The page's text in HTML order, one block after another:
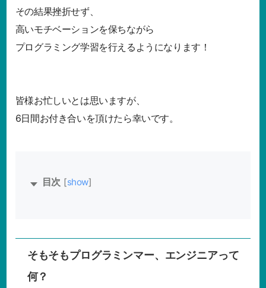
その結果挫折せず、
高いモチベーションを保ちながら
プログラミング学習を行えるようになります！
皆様お忙しいとは思いますが、
6日間お付き合いを頂けたら幸いです。
目次 [show]
そもそもプログラミンマー、エンジニアって
何？